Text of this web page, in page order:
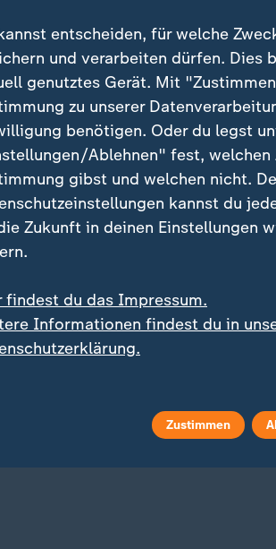
EM:
verpasst dritte
Zweite
entscheiden, für welche
und verarbeiten dürfen. Dies
genutztes Gerät. Mit
zu unserer
benötigen. Oder du legst
Ablehnen" fest, welchen
gibst und welchen nicht.
kannst du
Zukunft in deinen Einstellungen
findest du das Impressum.
Informationen findest du in
Zustimmen